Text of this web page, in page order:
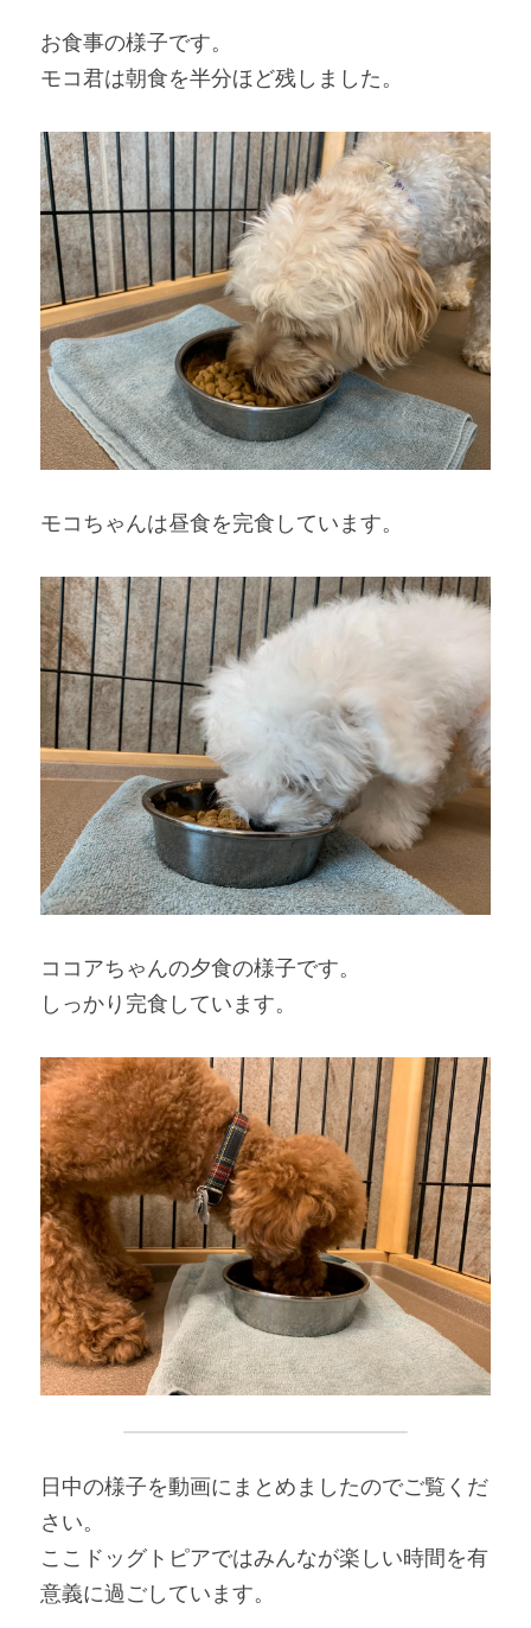
お食事の様子です。
モコ君は朝食を半分ほど残しました。
モコちゃんは昼食を完食しています。
ココアちゃんの夕食の様子です。
しっかり完食しています。
日中の様子を動画にまとめましたのでご覧くだ
さい。
ここドッグトピアではみんなが楽しい時間を有
意義に過ごしています。